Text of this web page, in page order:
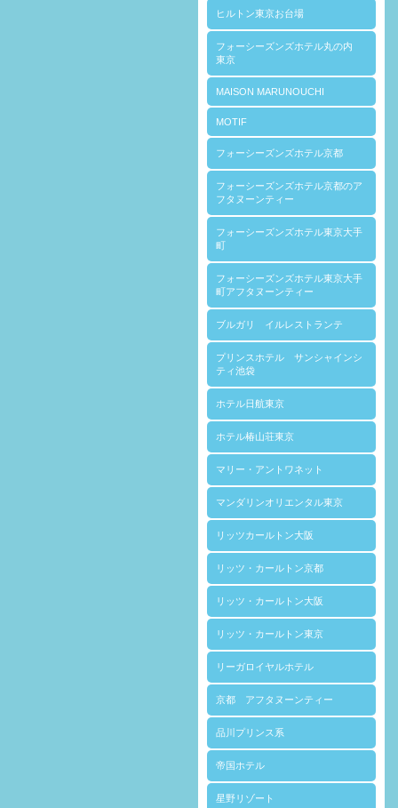
ヒルトン東京お台場
フォーシーズンズホテル丸の内
東京
MAISON MARUNOUCHI
MOTIF
フォーシーズンズホテル京都
フォーシーズンズホテル京都のア
フタヌーンティー
フォーシーズンズホテル東京大手
町
フォーシーズンズホテル東京大手
町アフタヌーンティー
ブルガリ イルレストランテ
プリンスホテル サンシャインシ
ティ池袋
ホテル日航東京
ホテル椿山荘東京
マリー・アントワネット
マンダリンオリエンタル東京
リッツカールトン大阪
リッツ・カールトン京都
リッツ・カールトン大阪
リッツ・カールトン東京
リーガロイヤルホテル
京都 アフタヌーンティー
品川プリンス系
帝国ホテル
星野リゾート